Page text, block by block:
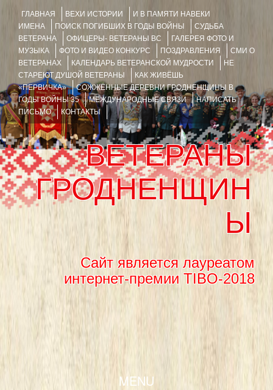
ГЛАВНАЯ ВЕХИ ИСТОРИИ
И В ПАМЯТИ НАВЕКИ
ИМЕНА
ПОИСК ПОГИБШИХ В ГОДЫ ВОЙНЫ
СУДЬБА
ВЕТЕРАНА
ОФИЦЕРЫ- ВЕТЕРАНЫ ВС
ГАЛЕРЕЯ ФОТО И
МУЗЫКА
ФОТО И ВИДЕО КОНКУРС ПОЗДРАВЛЕНИЯ
СМИ О
ВЕТЕРАНАХ
КАЛЕНДАРЬ ВЕТЕРАНСКОЙ МУДРОСТИ
НЕ
СТАРЕЮТ ДУШОЙ ВЕТЕРАНЫ
КАК ЖИВЁШЬ
«ПЕРВИЧКА»
СОЖЖЁННЫЕ ДЕРЕВНИ ГРОДНЕНЩИНЫ В
ГОДЫ ВОЙНЫ 35
МЕЖДУНАРОДНЫЕ СВЯЗИ
НАПИСАТЬ
ПИСЬМО
КОНТАКТЫ
ВЕТЕРАНЫ
ГРОДНЕНЩИН
Ы
Сайт является лауреатом
интернет-премии TIBO-2018
MENU
SKIP TO CONTENT